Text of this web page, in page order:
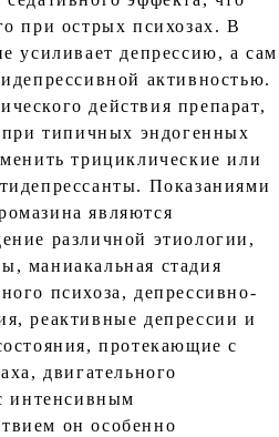
при острых психозах. В
усиливает депрессию, а сам
активностью.
действия препарат,
типичных эндогенных
трициклические или
Показаниями
являются
различной этиологии,
маниакальная стадия
психоза, депрессивно-
реактивные депрессии и
протекающие с
двигательного
интенсивным
он особенно